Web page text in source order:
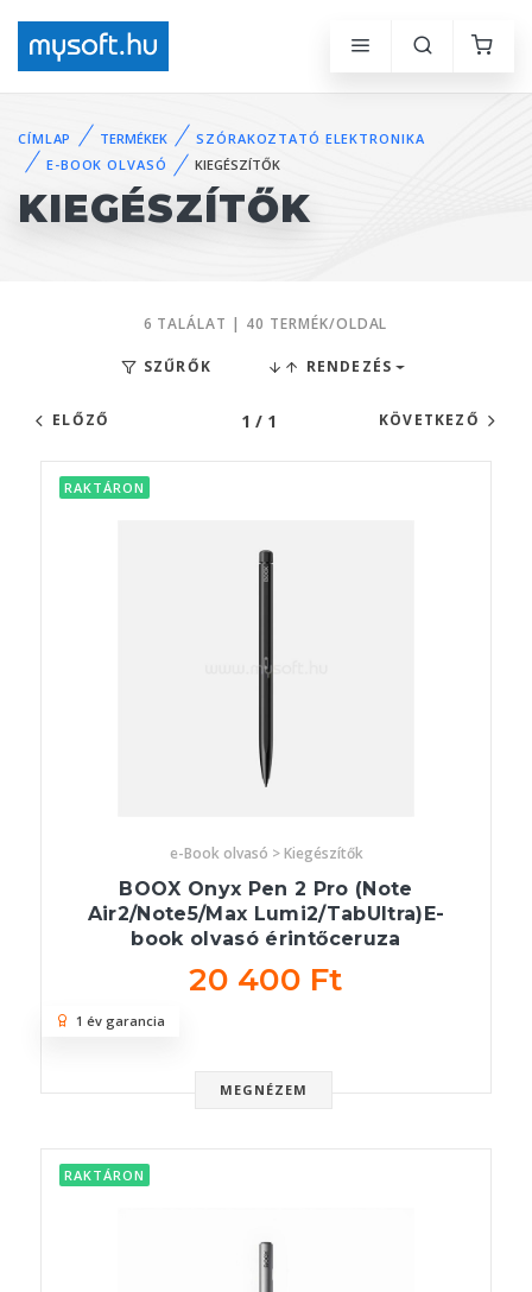
CÍMLAP TERMÉKEK
SZÓRAKOZTATÓ ELEKTRONIKA
E-BOOK OLVASÓ
KIEGÉSZÍTŐK
KIEGÉSZÍTŐK
6 TALÁLAT | 40 TERMÉK/OLDAL
SZŰRŐK RENDEZÉS
ELŐZŐ 1 / 1 KÖVETKEZŐ
RAKTÁRON
e-Book olvasó > Kiegészítők
BOOX Onyx Pen 2 Pro (Note
Air2/Note5/Max Lumi2/TabUltra)E-
book olvasó érintőceruza
20 400 Ft
MEGNÉZEM
1 év garancia
RAKTÁRON